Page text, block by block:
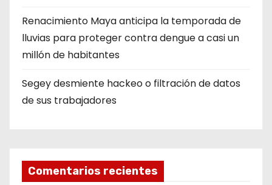
Renacimiento Maya anticipa la temporada de
lluvias para proteger contra dengue a casi un
millón de habitantes
Segey desmiente hackeo o filtración de datos
de sus trabajadores
Comentarios recientes